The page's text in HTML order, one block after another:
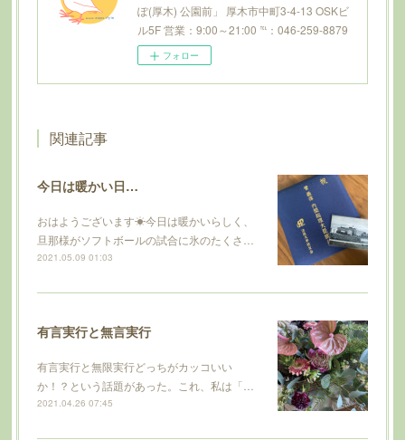
ぽ(厚木) 公園前」 厚木市中町3-4-13 OSKビ
ル5F 営業：9:00～21:00 ℡：046-259-8879
フォロー
関連記事
今日は暖かい日…
おはようございます☀今日は暖かいらしく、
旦那様がソフトボールの試合に氷のたくさ…
2021.05.09 01:03
有言実行と無言実行
有言実行と無限実行どっちがカッコいい
か！？という話題があった。これ、私は「…
2021.04.26 07:45